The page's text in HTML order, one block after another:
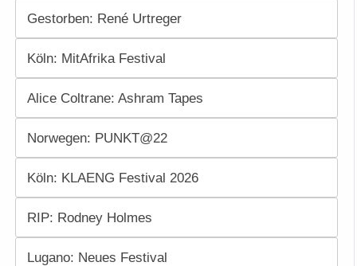
Gestorben: René Urtreger
Köln: MitAfrika Festival
Alice Coltrane: Ashram Tapes
Norwegen: PUNKT@22
Köln: KLAENG Festival 2026
RIP: Rodney Holmes
Lugano: Neues Festival